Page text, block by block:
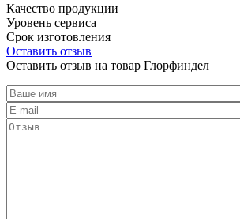
Качество продукции
Уровень сервиса
Срок изготовления
Оставить отзыв
Оставить отзыв на товар Глорфиндел